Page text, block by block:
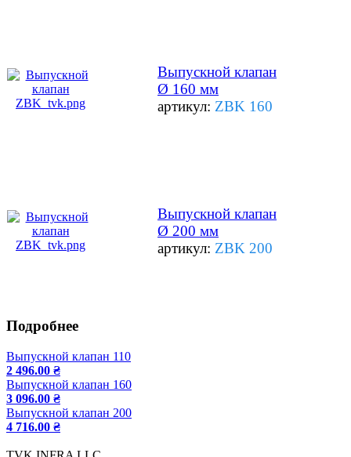
Выпускной клапан
Ø 160 мм
артикул: ZBK 160
Выпускной клапан
Ø 200 мм
артикул: ZBK 200
Подробнее
Выпускной клапан 110
2 496.00 ₴
Выпускной клапан 160
3 096.00 ₴
Выпускной клапан 200
4 716.00 ₴